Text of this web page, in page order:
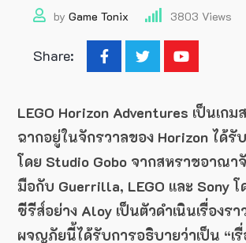
by Game Tonix 3803 Views
Share:
LEGO Horizon Adventures เป็นเกม
ฉากอยู่ในจักรวาลของ Horizon ได้
โดย Studio Gobo จากสหราชอาณา
มือกับ Guerrilla, LEGO และ Sony โ
ซีรีส์อย่าง Aloy เป็นตัวดำเนินเรื่องร
ผจญภัยนี้ได้รับการอธิบายว่าเป็น “เ